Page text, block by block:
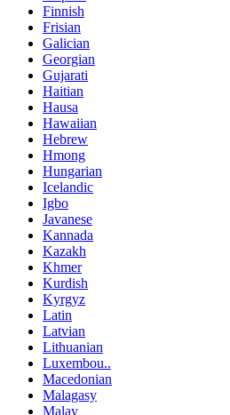
Finnish
Frisian
Galician
Georgian
Gujarati
Haitian
Hausa
Hawaiian
Hebrew
Hmong
Hungarian
Icelandic
Igbo
Javanese
Kannada
Kazakh
Khmer
Kurdish
Kyrgyz
Latin
Latvian
Lithuanian
Luxembou..
Macedonian
Malagasy
Malay